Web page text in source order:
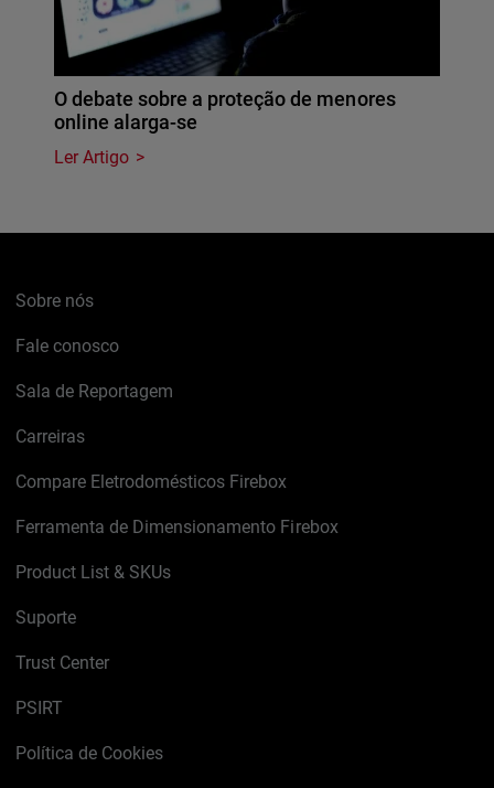
O debate sobre a proteção de menores
online alarga-se
Ler Artigo
Sobre nós
Fale conosco
Sala de Reportagem
Carreiras
Compare Eletrodomésticos Firebox
Ferramenta de Dimensionamento Firebox
Product List & SKUs
Suporte
Trust Center
PSIRT
Política de Cookies